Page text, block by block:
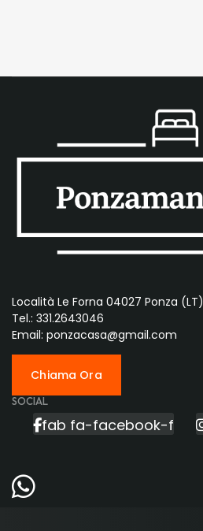
Località Le Forna 04027 Ponza (LT)
Tel.: 331.2643046
Email: ponzacasa@gmail.com
Chiama Ora
SOCIAL
fab fa-facebook-f